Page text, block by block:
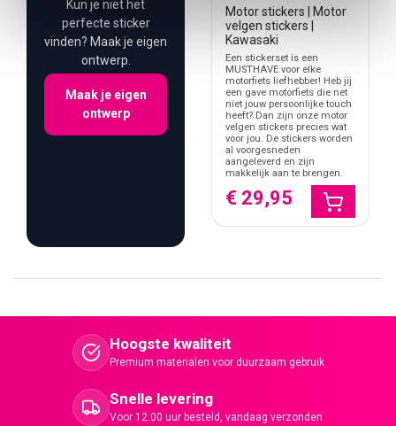
Kun je niet het
perfecte sticker
vinden? Maak je eigen
ontwerp.
Maak je eigen
ontwerp
Motor stickers | Motor
velgen stickers |
Kawasaki
Een stickerset is een
MUSTHAVE voor elke
motorfiets liefhebber! Heb jij
een gave motorfiets die net
niet jouw persoonlijke touch
heeft? Dan zijn onze motor
velgen stickers precies wat
voor jou. De stickers worden
al voorgesneden
aangeleverd en zijn
makkelijk aan te brengen.
€ 29,95
Hoogste kwaliteit
Premium materialen voor duurzaam gebruik
Snelle levering
Voor 12:00 uur besteld, vandaag verzonden